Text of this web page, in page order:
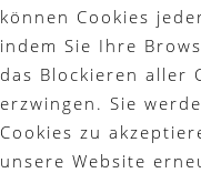
können Cookies
indem Sie Ihre
das Blockieren aller
erzwingen. Sie
Cookies zu
unsere Website